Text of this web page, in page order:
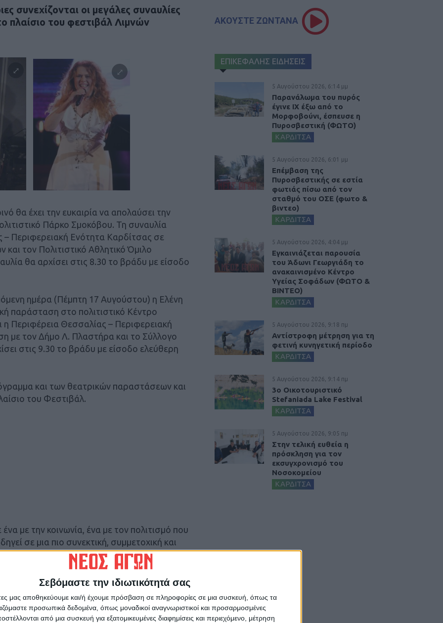
Σεβόμαστε την ιδιωτικότητά σας
μας αποθηκεύουμε και/ή έχουμε πρόσβαση σε πληροφορίες σε μια συσκευή, όπως τα
προσωπικά δεδομένα, όπως μοναδικοί αναγνωριστικοί και προσαρμοσμένες
από μια συσκευή για εξατομικευμένες διαφημίσεις και περιεχόμενο, μέτρηση
συνεχίζονται οι μεγάλες συναυλίες
πλαίσιο του φεστιβάλ Λιμνών
θα έχει την ευκαιρία να απολαύσει την
Πάρκο Σμοκόβου. Τη συναυλία
– Περιφερειακή Ενότητα Καρδίτσας σε
τον Πολιτιστικό Αθλητικό Όμιλο
θα αρχίσει στις 8.30 το βράδυ με είσοδο
ημέρα (Πέμπτη 17 Αυγούστου) η Ελένη
παράσταση στο πολιτιστικό Κέντρο
Περιφέρεια Θεσσαλίας – Περιφερειακή
με τον Δήμο Λ. Πλαστήρα και το Σύλλογο
στις 9.30 το βράδυ με είσοδο ελεύθερη
και των θεατρικών παραστάσεων και
του Φεστιβάλ.
με την κοινωνία, ένα με τον πολιτισμό που
σε μια πιο συνεκτική, συμμετοχική και
αποκλεισμούς και διακρίσεις. Αυτή είναι
και η φιλοσοφία του Φεστιβάλ Λιμνών
Δήμους, Τοπικές Κοινότητες και άξιους
και ανάδειξη της λαϊκής και
υπογραμμίζει ο Περιφερειάρχης
« Με ένα ακόμα πιο πλούσιο
ΑΚΟΥΣΤΕ ΖΩΝΤΑΝΑ
ΕΠΙΚΕΦΑΛΗΣ ΕΙΔΗΣΕΙΣ
5 Αυγούστου 2026, 6:14 μμ
Παρανάλωμα του πυρός
έγινε ΙΧ έξω από το
Μορφοβούνι, έσπευσε η
Πυροσβεστική (ΦΩΤΟ)
ΚΑΡΔΙΤΣΑ
5 Αυγούστου 2026, 6:01 μμ
Επέμβαση της
Πυροσβεστικής σε εστία
φωτιάς πίσω από τον
σταθμό του ΟΣΕ (φωτο &
βιντεο)
ΚΑΡΔΙΤΣΑ
5 Αυγούστου 2026, 4:04 μμ
Εγκαινιάζεται παρουσία
του Άδωνι Γεωργιάδη το
ανακαινισμένο Κέντρο
Υγείας Σοφάδων (ΦΩΤΟ &
ΒΙΝΤΕΟ)
ΚΑΡΔΙΤΣΑ
5 Αυγούστου 2026, 9:18 πμ
Αντίστροφη μέτρηση για τη
φετινή κυνηγετική περίοδο
ΚΑΡΔΙΤΣΑ
5 Αυγούστου 2026, 9:14 πμ
3ο Οικοτουριστικό
Stefaniada Lake Festival
ΚΑΡΔΙΤΣΑ
5 Αυγούστου 2026, 9:05 πμ
Στην τελική ευθεία η
πρόσκληση για τον
εκσυγχρονισμό του
Νοσοκομείου
ΚΑΡΔΙΤΣΑ